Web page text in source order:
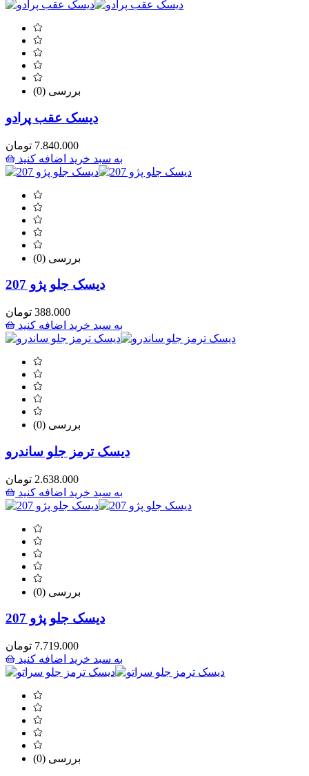
(0) بررسی
دیسک عقب پرادو
7.840.000 تومان
به سبد خرید اضافه کنید
(0) بررسی
دیسک جلو پژو 207
388.000 تومان
به سبد خرید اضافه کنید
(0) بررسی
دیسک ترمز جلو ساندرو
2.638.000 تومان
به سبد خرید اضافه کنید
(0) بررسی
دیسک جلو پژو 207
7.719.000 تومان
به سبد خرید اضافه کنید
(0) بررسی